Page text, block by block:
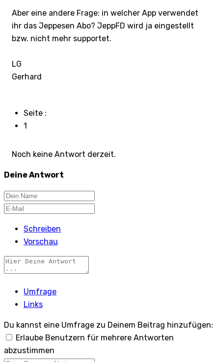
Aber eine andere Frage: in welcher App verwendet
ihr das Jeppesen Abo? JeppFD wird ja eingestellt
bzw. nicht mehr supportet.
LG
Gerhard
Seite :
1
Noch keine Antwort derzeit.
Deine Antwort
Schreiben
Vorschau
Umfrage
Links
Du kannst eine Umfrage zu Deinem Beitrag hinzufügen:
Erlaube Benutzern für mehrere Antworten
abzustimmen